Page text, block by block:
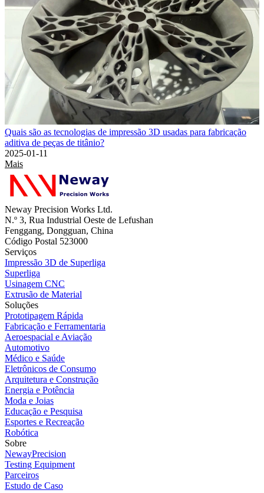
Quais são as tecnologias de impressão 3D usadas para fabricação
aditiva de peças de titânio?
2025-01-11
Mais
Neway Precision Works Ltd.
N.º 3, Rua Industrial Oeste de Lefushan
Fenggang, Dongguan, China
Código Postal 523000
Serviços
Impressão 3D de Superliga
Superliga
Usinagem CNC
Extrusão de Material
Soluções
Prototipagem Rápida
Fabricação e Ferramentaria
Aeroespacial e Aviação
Automotivo
Médico e Saúde
Eletrônicos de Consumo
Arquitetura e Construção
Energia e Potência
Moda e Joias
Educação e Pesquisa
Esportes e Recreação
Robótica
Sobre
NewayPrecision
Testing Equipment
Parceiros
Estudo de Caso